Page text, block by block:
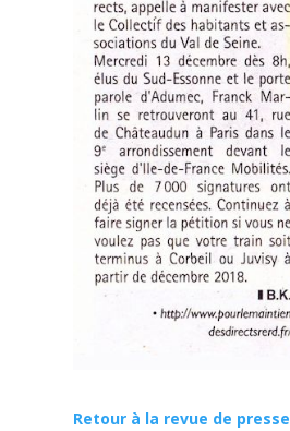
Retour à la revue de presse